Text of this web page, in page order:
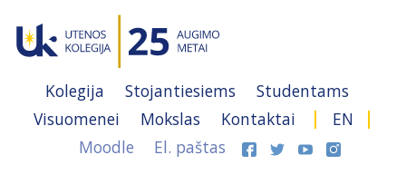
Kolegija Stojantiesiems
Studentams
Visuomenei
Mokslas Kontaktai
EN
Moodle
El. paštas